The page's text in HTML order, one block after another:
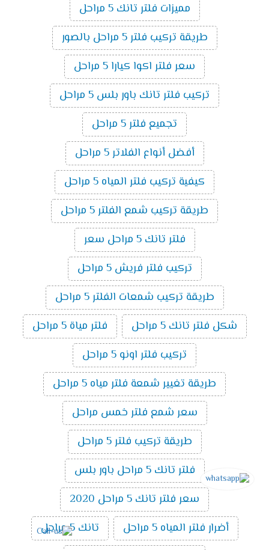
مميزات فلتر تانك 5 مراحل
طريقة تركيب فلتر 5 مراحل بالصور
سعر فلتر اكوا كيارا 5 مراحل
تركيب فلتر تانك باور بلس 5 مراحل
تجميع فلتر 5 مراحل
أفضل أنواع الفلاتر 5 مراحل
كيفية تركيب فلتر المياه 5 مراحل
طريقة تركيب شمع الفلتر 5 مراحل
فلتر تانك 5 مراحل سعر
تركيب فلتر فريش 5 مراحل
طريقة تركيب شمعات الفلتر 5 مراحل
شكل فلتر تانك 5 مراحل
فلتر مياة 5 مراحل
تركيب فلتر اونو 5 مراحل
طريقة تغيير شمعة فلتر مياه 5 مراحل
سعر شمع فلتر خمس مراحل
طريقة تركيب فلتر 5 مراحل
فلتر تانك 5 مراحل باور بلس
سعر فلتر تانك 5 مراحل 2020
أضرار فلتر المياه 5 مراحل
تانك 5 مراحل